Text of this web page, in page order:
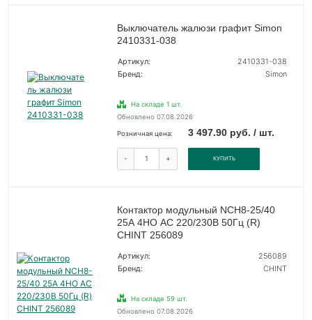
Выключатель жалюзи графит Simon
2410331-038
Артикул:
2410331-038
Бренд:
Simon
На складе 1 шт.
Обновлено 07.08.2026
Розничная цена: 3 497.90 руб. / шт.
- + КУПИТЬ
Контактор модульный NCH8-25/40
25А 4НО AC 220/230В 50Гц (R)
CHINT 256089
Артикул:
256089
Бренд:
CHINT
На складе 59 шт.
Обновлено 07.08.2026